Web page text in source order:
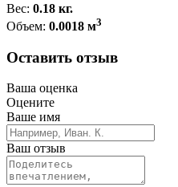
Вес: 0.18 кг.
Объем: 0.0018 м3
Оставить отзыв
Ваша оценка
Оцените
Ваше имя
Ваш отзыв